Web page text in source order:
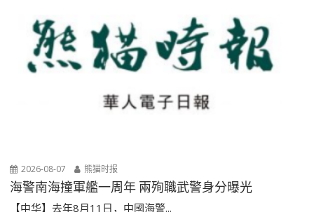
2026-08-07 熊猫时报
海警南海撞軍艦一周年 兩殉職武警身分曝光
【中华】去年8月11日，中國海警...